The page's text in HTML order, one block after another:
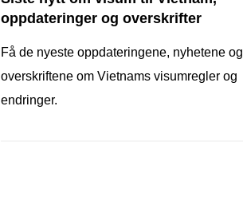
oppdateringer og overskrifter
Få de nyeste oppdateringene, nyhetene og
overskriftene om Vietnams visumregler og
endringer.